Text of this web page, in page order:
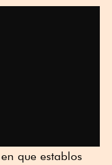
que establos